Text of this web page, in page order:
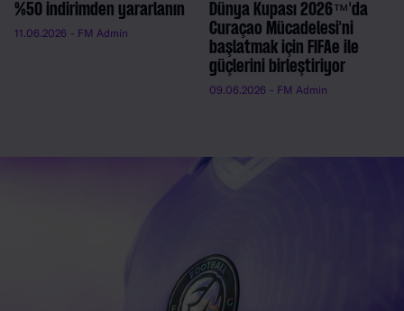
%50 indirimden yararlanın
11.06.2026 - FM Admin
Dünya Kupası 2026™'da
Curaçao Mücadelesi'ni
başlatmak için FIFAe ile
güçlerini birleştiriyor
09.06.2026 - FM Admin